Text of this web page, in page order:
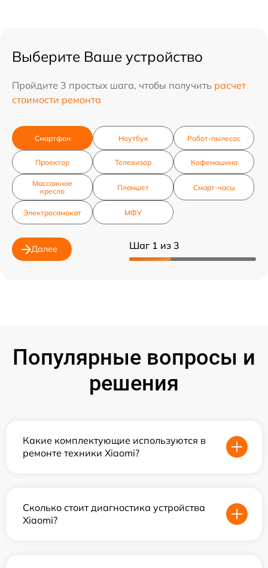
Шаг 1 из 3
Выберите Ваше устройство
Пройдите 3 простых шага, чтобы получить расчет
стоимости ремонта
Смартфон Ноутбук Робот-пылесос
Проектор Телевизор Кофемашина
Массажное
кресло
Планшет Смарт-часы
Электросамокат МФУ
Далее
Популярные вопросы и
решения
Какие комплектующие используются в
ремонте техники Xiaomi?
Сколько стоит диагностика устройства
Xiaomi?